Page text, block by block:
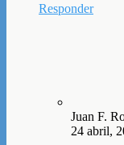
Responder
Juan F.
24 abril,